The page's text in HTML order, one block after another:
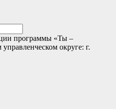
программы «Ты –
округе: г.